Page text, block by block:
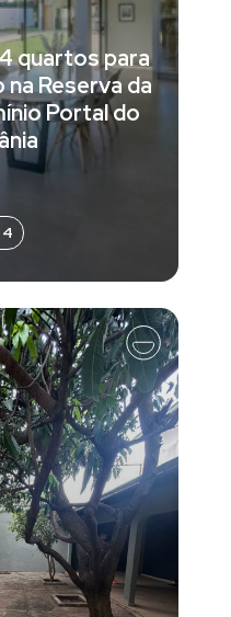
quartos para
Reserva da
Portal do
4